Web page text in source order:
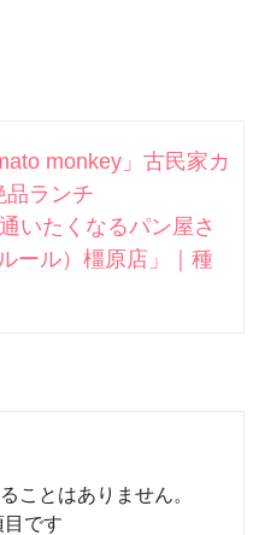
monkey」古民家カ
品ランチ
いたくなるパン屋さ
ール）橿原店」｜種
ことはありません。
です